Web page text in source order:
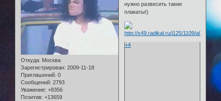
Откуда: Москва
Зарегистрирован: 2009-11-18
Приглашений: 0
Сообщений: 2793
Уважение: +8356
Позитив: +13659
нужно развесить такие
плакаты!)
+4